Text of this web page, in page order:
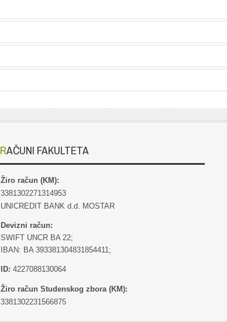
RAČUNI FAKULTETA
Žiro račun (KM):
3381302271314953
UNICREDIT BANK d.d. MOSTAR
Devizni račun:
SWIFT UNCR BA 22;
IBAN: BA 393381304831854411;
ID: 4227088130064
Žiro račun Studenskog zbora (KM):
3381302231566875